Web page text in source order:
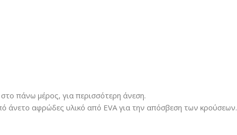
πάνω μέρος, για περισσότερη άνεση.
άνετο αφρώδες υλικό από EVA για την απόσβεση των κρούσεων.